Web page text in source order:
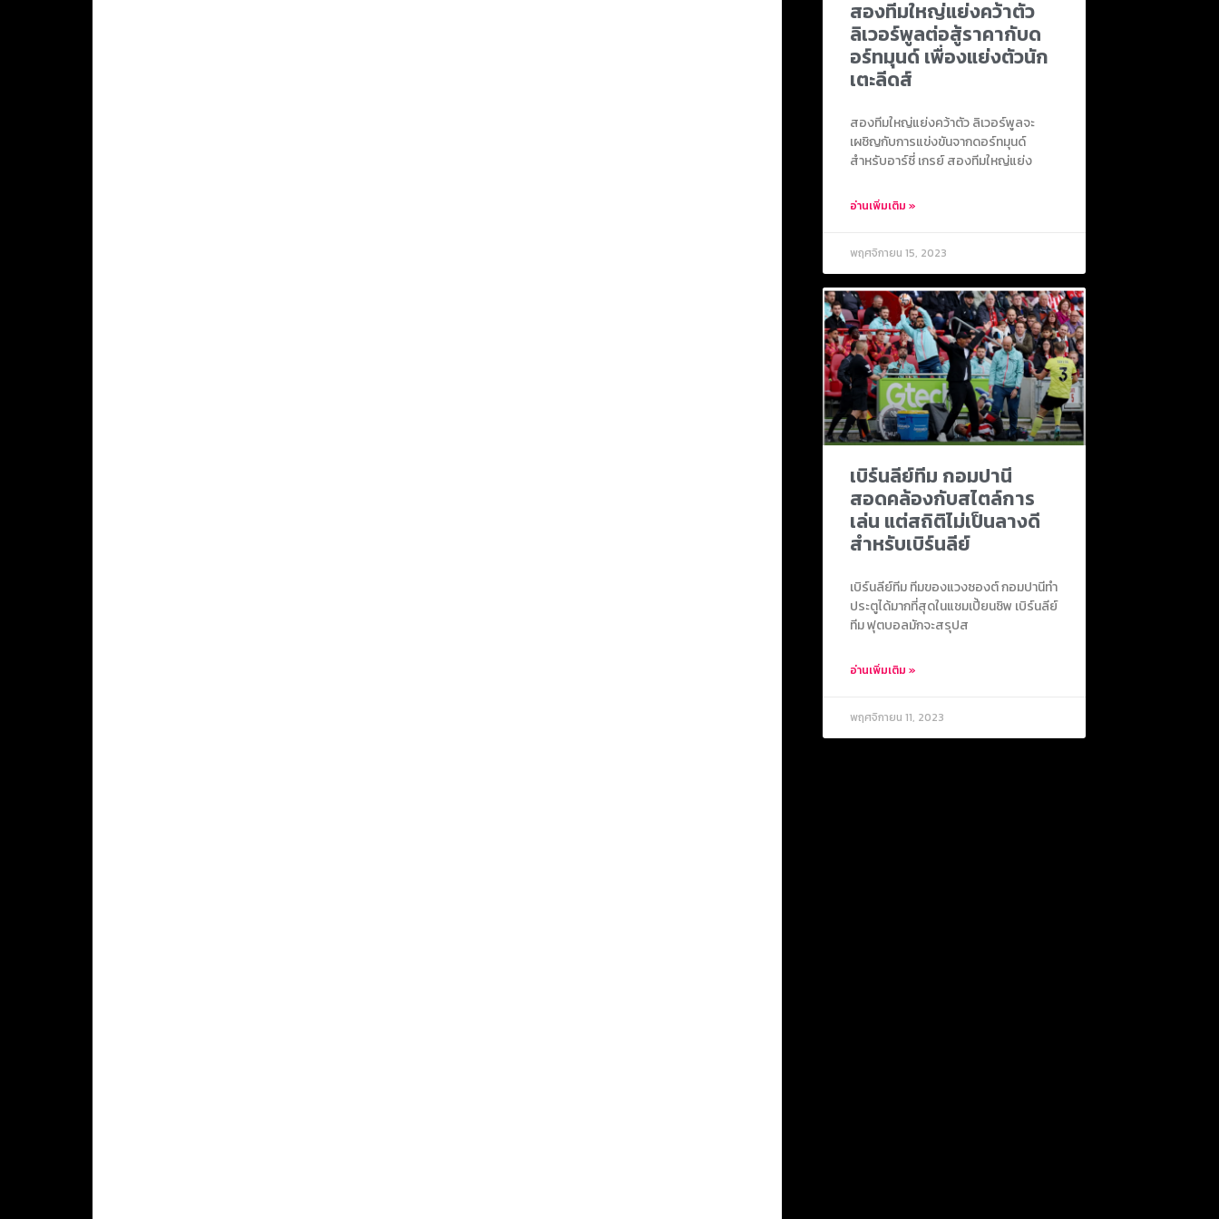
สองทีมใหญ่แย่งคว้าตัว
ลิเวอร์พูลต่อสู้ราคากับด
อร์ทมุนด์ เพื่องแย่งตัวนัก
เตะลีดส์
สองทีมใหญ่แย่งคว้าตัว ลิเวอร์พูลจะ
เผชิญกับการแข่งขันจากดอร์ทมุนด์
สำหรับอาร์ชี่ เกรย์ สองทีมใหญ่แย่ง
อ่านเพิ่มเติม »
พฤศจิกายน 15, 2023
เบิร์นลีย์ทีม กอมปานี
สอดคล้องกับสไตล์การ
เล่น แต่สถิติไม่เป็นลางดี
สำหรับเบิร์นลีย์
เบิร์นลีย์ทีม ทีมของแวงซองต์ กอมปานีทำ
ประตูได้มากที่สุดในแชมเปี้ยนชิพ เบิร์นลีย์
ทีม ฟุตบอลมักจะสรุปส
อ่านเพิ่มเติม »
พฤศจิกายน 11, 2023